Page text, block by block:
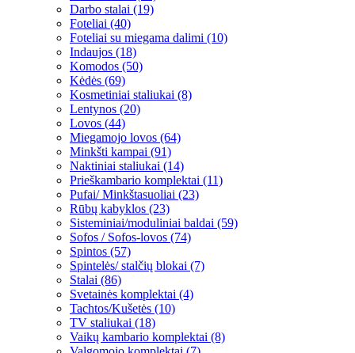
Darbo stalai (19)
Foteliai (40)
Foteliai su miegama dalimi (10)
Indaujos (18)
Komodos (50)
Kėdės (69)
Kosmetiniai staliukai (8)
Lentynos (20)
Lovos (44)
Miegamojo lovos (64)
Minkšti kampai (91)
Naktiniai staliukai (14)
Prieškambario komplektai (11)
Pufai/ Minkštasuoliai (23)
Rūbų kabyklos (23)
Sisteminiai/moduliniai baldai (59)
Sofos / Sofos-lovos (74)
Spintos (57)
Spintelės/ stalčių blokai (7)
Stalai (86)
Svetainės komplektai (4)
Tachtos/Kušetės (10)
TV staliukai (18)
Vaikų kambario komplektai (8)